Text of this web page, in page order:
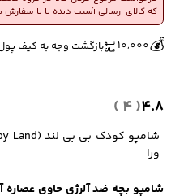
لباس زیر و راحتی
4.8
( 4 )
ورا
که کالای ارسالی آسیب دیده یا با🔥
👀 325 بازدید در ۲۴ ساعت گذشته
💰
10,000 بازگشت وجه به کیف